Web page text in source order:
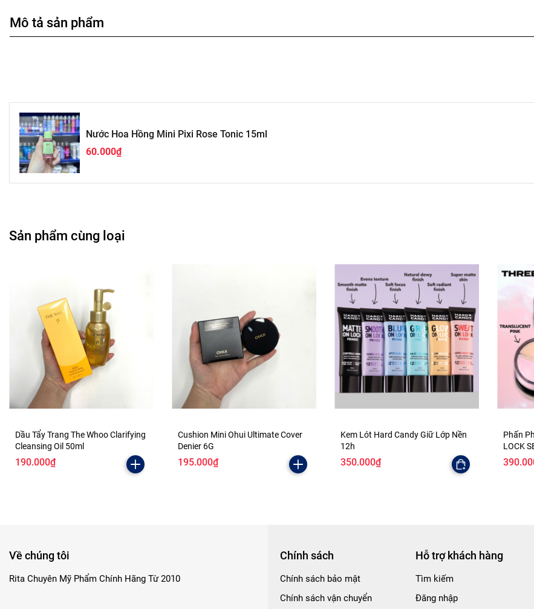
Mô tả sản phẩm
Nước Hoa Hồng Mini Pixi Rose Tonic 15ml
60.000₫
Sản phẩm cùng loại
Dầu Tẩy Trang The Whoo Clarifying
Cleansing Oil 50ml
190.000₫
Cushion Mini Ohui Ultimate Cover
Denier 6G
195.000₫
Kem Lót Hard Candy Giữ Lớp Nền
12h
350.000₫
Phấn
LOCK
Về chúng tôi
Rita Chuyên Mỹ Phẩm Chính Hãng Từ 2010
Chính sách
Chính sách bảo mật
Chính sách vận chuyển
Hỗ trợ khách hàng
Tìm kiếm
Đăng nhập